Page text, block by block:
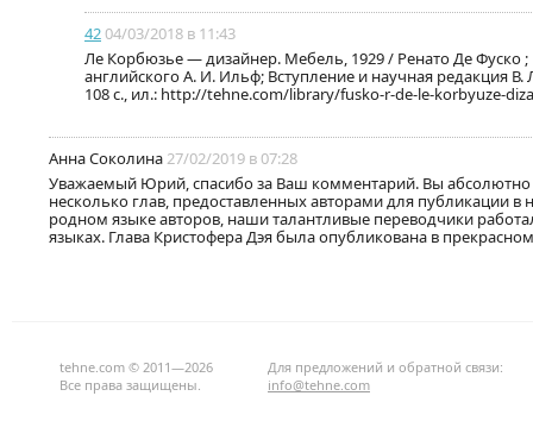
42 04/03/2018 в 11:43
Ле Корбюзье — дизайнер. Мебель, 1929 / Ренато Де Фуско
английского А. И. Ильф; Вступление и научная редакция
108 с., ил.: http://tehne.com/library/fusko-r-de-le-korbyuze-
Анна Соколина27/02/2019 в 07:28
Уважаемый Юрий, спасибо за Ваш комментарий. Вы
несколько глав, предоставленных авторами для публикации
родном языке авторов, наши талантливые переводчики
языках. Глава Кристофера Дэя была опубликована в
tehne.com © 2011—2026
Все права защищены.
Для предложений и обратной связи:
info@tehne.com